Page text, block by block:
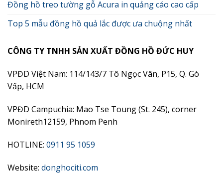
Đồng hồ treo tường gỗ Acura in quảng cáo cao cấp
Top 5 mẫu đồng hồ quả lắc được ưa chuộng nhất
CÔNG TY TNHH SẢN XUẤT ĐỒNG HỒ ĐỨC HUY
VPĐD Việt Nam: 114/143/7 Tô Ngọc Vân, P15, Q. Gò
Vấp, HCM
VPĐD Campuchia: Mao Tse Toung (St. 245), corner
Monireth12159, Phnom Penh
HOTLINE: 0911 95 1059
Website: donghociti.com